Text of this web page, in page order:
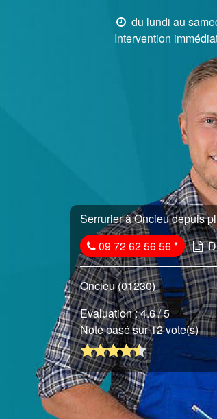
du lundi au
Intervention
Serrurier à Oncieu depuis
09 72 62 56 56*
Oncieu (01230)
Evaluation :4.6/ 5
Note basé sur 12 vote(s)